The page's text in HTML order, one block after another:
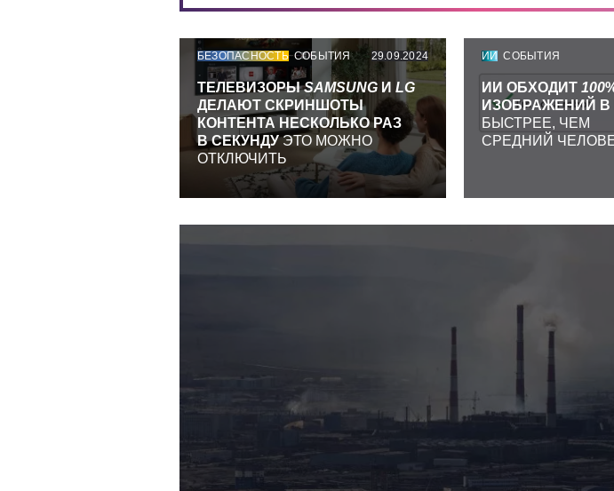
БЕЗОПАСНОСТЬ СОБЫТИЯ 29.09.2024
ТЕЛЕВИЗОРЫSAMSUNG И LG
ДЕЛАЮТ СКРИНШОТЫ
КОНТЕНТА НЕСКОЛЬКО РАЗ
В СЕКУНДУЭТО МОЖНО
ОТКЛЮЧИТЬ
ИИ СОБЫТИЯ
ИИ ОБХОДИТ 100
ИЗОБРАЖЕНИЙ В
БЫСТРЕЕ, ЧЕМ
СРЕДНИЙ